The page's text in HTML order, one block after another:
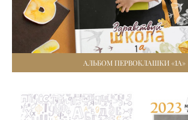
АЛЬБОМ ПЕРВОКЛАШКИ «1А»